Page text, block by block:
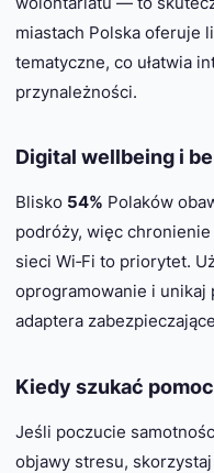
miastach Polska oferuje
tematyczne, co ułatwia
przynależności.
Digital wellbeing i
Blisko 54% Polaków
podróży, więc
sieci Wi‑Fi to priorytet.
oprogramowanie i unikaj
adaptera
Kiedy szukać
Jeśli poczucie
objawy stresu,